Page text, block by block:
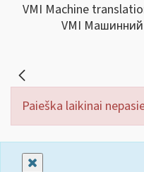
VMI Machine
VMI
Paieška laikinai